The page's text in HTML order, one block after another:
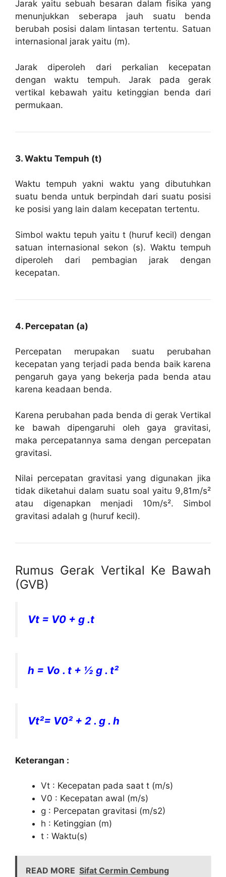
Jarak yaitu sebuah besaran dalam fisika yang
menunjukkan seberapa jauh suatu benda
berubah posisi dalam lintasan tertentu. Satuan
internasional jarak yaitu (m).
Jarak diperoleh dari perkalian kecepatan
dengan waktu tempuh. Jarak pada gerak
vertikal kebawah yaitu ketinggian benda dari
permukaan.
3. Waktu Tempuh (t)
Waktu tempuh yakni waktu yang dibutuhkan
suatu benda untuk berpindah dari suatu posisi
ke posisi yang lain dalam kecepatan tertentu.
Simbol waktu tepuh yaitu t (huruf kecil) dengan
satuan internasional sekon (s). Waktu tempuh
diperoleh dari pembagian jarak dengan
kecepatan.
4. Percepatan (a)
Percepatan merupakan suatu perubahan
kecepatan yang terjadi pada benda baik karena
pengaruh gaya yang bekerja pada benda atau
karena keadaan benda.
Karena perubahan pada benda di gerak Vertikal
ke bawah dipengaruhi oleh gaya gravitasi,
maka percepatannya sama dengan percepatan
gravitasi.
Nilai percepatan gravitasi yang digunakan jika
tidak diketahui dalam suatu soal yaitu 9,81m/s²
atau digenapkan menjadi 10m/s². Simbol
gravitasi adalah g (huruf kecil).
Rumus Gerak Vertikal Ke Bawah
(GVB)
Vt = V0 + g .t
h = Vo . t + ½ g . t²
Vt²= V0² + 2 . g . h
Keterangan :
Vt : Kecepatan pada saat t (m/s)
V0 : Kecepatan awal (m/s)
g : Percepatan gravitasi (m/s2)
h : Ketinggian (m)
t : Waktu(s)
READ MORE Sifat Cermin Cembung